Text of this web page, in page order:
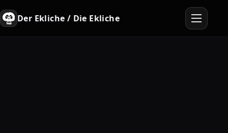
Der Ekliche / Die Ekliche